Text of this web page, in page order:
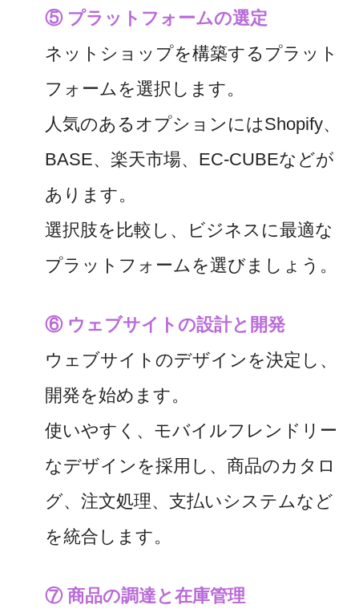
⑤ プラットフォームの選定
ネットショップを構築するプラット
フォームを選択します。
人気のあるオプションにはShopify、
BASE、楽天市場、EC-CUBEなどが
あります。
選択肢を比較し、ビジネスに最適な
プラットフォームを選びましょう。
⑥ ウェブサイトの設計と開発
ウェブサイトのデザインを決定し、
開発を始めます。
使いやすく、モバイルフレンドリー
なデザインを採用し、商品のカタロ
グ、注文処理、支払いシステムなど
を統合します。
⑦ 商品の調達と在庫管理